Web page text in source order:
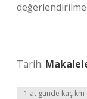
Tarih:
1 at günde kaç